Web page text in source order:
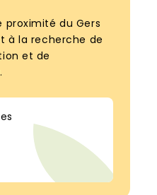
proximité du Gers
à la recherche de
et de